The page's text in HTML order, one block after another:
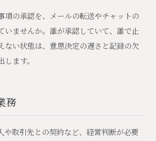
項の承認を、メールの転送やチャットの
いませんか。誰が承認していて、誰で止
ない状態は、意思決定の遅さと記録の欠
ます。
務
や取引先との契約など、経営判断が必要